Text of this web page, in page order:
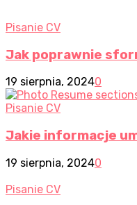
Pisanie CV
Jak poprawnie
19 sierpnia, 20240
Pisanie CV
Jakie informacje
19 sierpnia, 20240
Pisanie CV